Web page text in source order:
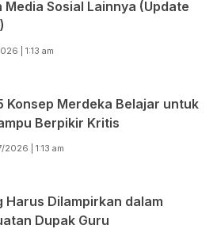
Media Sosial Lainnya (Update
| 1:13 am
Konsep Merdeka Belajar untuk
Berpikir Kritis
| 1:13 am
Harus Dilampirkan dalam
Dupak Guru